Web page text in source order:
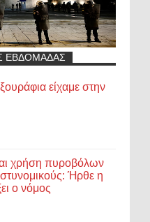
ΕΒΔΟΜΑΔΑΣ
είχαμε στην
χρήση πυροβόλων
Ήρθε η
ο νόμος